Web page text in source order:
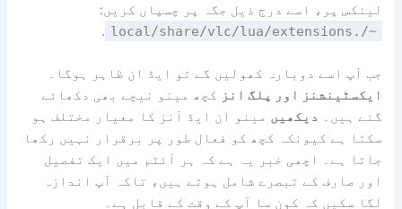
لینکس پر، اسے درج ذیل جگہ پر چسپاں کریں:
~/.local/share/vlc/lua/extensions
.
جب آپ اسے دوبارہ کھولیں گے تو ایڈ ان ظاہر ہوگا۔
ایکسٹینشنز اور پلگ انز کچھ مینو نیچے بھی دکھائے
گئے ہیں۔ دیکھیں مینو ان ایڈ آنز کا معیار مختلف ہو
سکتا ہے کیونکہ کچھ کو فعال طور پر برقرار نہیں رکھا
جاتا ہے۔ اچھی خبر یہ ہے کہ ہر آئٹم میں ایک تفصیل
اور صارف کے تبصرے شامل ہوتے ہیں، تاکہ آپ اندازہ
لگا سکیں کہ کون سا آپ کے وقت کے قابل ہے۔